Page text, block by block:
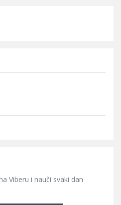
Viberu i nauči svaki dan